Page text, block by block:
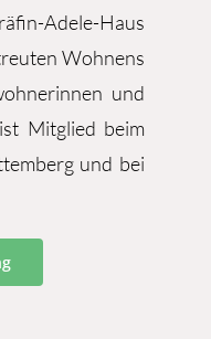
Adele-Haus
Wohnens
und
Mitglied beim
und bei